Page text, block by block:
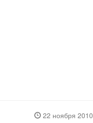
22 ноября 2010